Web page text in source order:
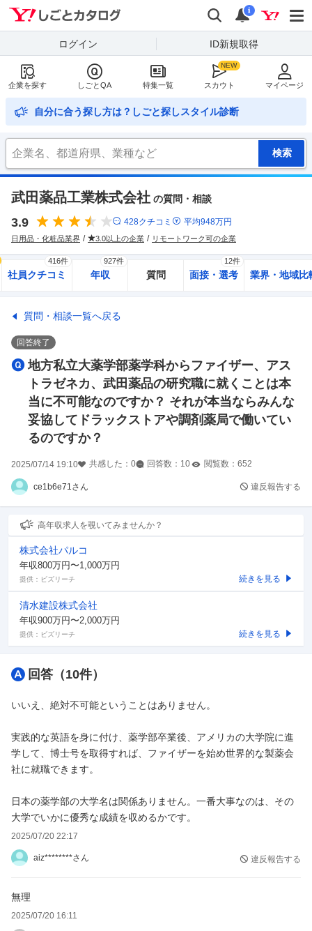
検索
通知
i
ログイン ID新規取得
企業を探す しごとQA 特集一覧 スカウト マイページ
自分に合う探し方は？しごと探しスタイル診断
武田薬品工業株式会社 の質問・相談
3.9 428クチコミ 平均948万円
日用品・化粧品業界 3.0以上の企業 リモートワーク可の企業
社員クチコミ
416件
年収
927件
質問 面接・選考
12件
業界・地域比
質問・相談一覧へ戻る
回答終了
地方私立大薬学部薬学科からファイザー、アス
トラゼネカ、武田薬品の研究職に就くことは本
当に不可能なのですか？ それが本当ならみんな
妥協してドラックストアや調剤薬局で働いてい
るのですか？
2025/07/14 19:10 共感した： 0 回答数： 10 閲覧数： 652
ce1b6e71さん 違反報告する
高年収求人を覗いてみませんか？
株式会社パルコ
年収800万円〜1,000万円
提供：ビズリーチ 続きを見る
清水建設株式会社
年収900万円〜2,000万円
提供：ビズリーチ 続きを見る
回答（10件）
いいえ、絶対不可能ということはありません。
実践的な英語を身に付け、薬学部卒業後、アメリカの大学院に進
学して、博士号を取得すれば、ファイザーを始め世界的な製薬会
社に就職できます。
日本の薬学部の大学名は関係ありません。一番大事なのは、その
大学でいかに優秀な成績を収めるかです。
2025/07/20 22:17
aiz********さん 違反報告する
無理
2025/07/20 16:11